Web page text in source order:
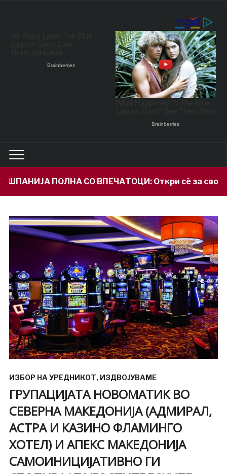
Откри сè за својот внук Илијан и
ИЗБОР НА УРЕДНИКОТ, ИЗДВОЈУВАМЕ
ГРУПАЦИЈАТА НОВОМАТИК ВО
СЕВЕРНА МАКЕДОНИЈА (АДМИРАЛ,
АСТРА И КАЗИНО ФЛАМИНГО
ХОТЕЛ) И АПЕКС МАКЕДОНИЈА
САМОИНИЦИЈАТИВНО ГИ